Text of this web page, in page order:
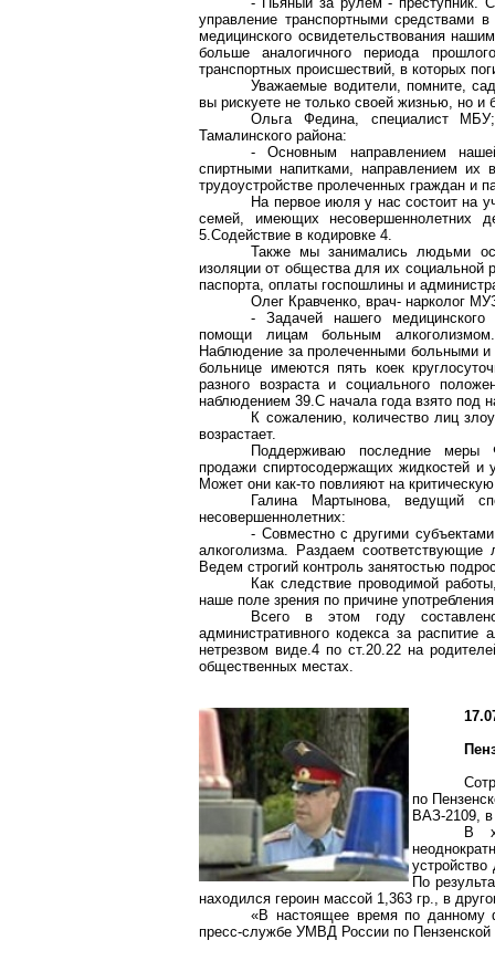
управление транспортными средствами
медицинского освидетельствования
больше аналогичного периода
транспортных происшествий, в которых
Уважаемые водители, помните,
вы рискуете не только своей жизнью, но и
Ольга Федина, специалист
Тамалинского района:
- Основным направлением
спиртными напитками, направлением их
трудоустройстве пролеченных граждан и
На первое июля у нас состоит на
семей, имеющих несовершеннолетних
5.Содействие в кодировке 4.
Также мы занимались людьми
изоляции от общества для их социальной
паспорта, оплаты госпошлины и
Олег Кравченко, врач- нарколог
- Задачей нашего медицинского
помощи лицам больным
Наблюдение за пролеченными больными
больнице имеются пять коек
разного возраста и социального
наблюдением 39.С начала года взято под
К сожалению, количество лиц
возрастает.
Поддерживаю последние меры
продажи спиртосодержащих жидкостей и
Может они как-то повлияют на
Галина Мартынова, ведущий
несовершеннолетних:
- Совместно с другими
алкоголизма. Раздаем
Ведем строгий контроль занятостью
Как следствие проводимой
наше поле зрения по причине
Всего в этом году
административного кодекса за
нетрезвом виде.4 по ст.20.22 на
общественных местах.
по
ВАЗ-2109, в
В
По
находился героин массой 1,363 гр., в
«В настоящее время по данному
пресс-службе УМВД России по Пензенской